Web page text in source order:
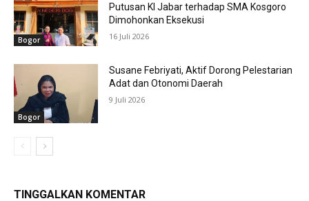
Bogor
Putusan KI Jabar terhadap SMA Kosgoro
Dimohonkan Eksekusi
16 Juli 2026
Bogor
Susane Febriyati, Aktif Dorong Pelestarian
Adat dan Otonomi Daerah
9 Juli 2026
TINGGALKAN KOMENTAR